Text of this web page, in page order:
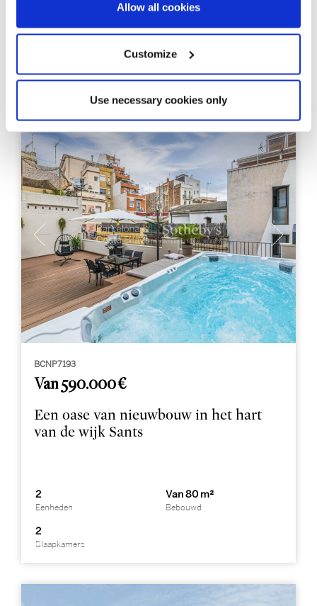
Allow all cookies
Customize
Use necessary cookies only
4 Van 93 m²
Slaapkamers
BCNP7193
Van 590.000 €
Een oase van nieuwbouw in het hart
van de wijk Sants
2
Eenheden
Van 80 m²
Bebouwd
2
Slaapkamers